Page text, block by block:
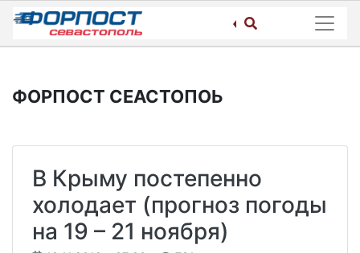
Skip
content
ФОРПОСТ СЕАСТОПОЬ
В Крыму постепенно
холодает (прогноз погоды
на 19 – 21 ноября)